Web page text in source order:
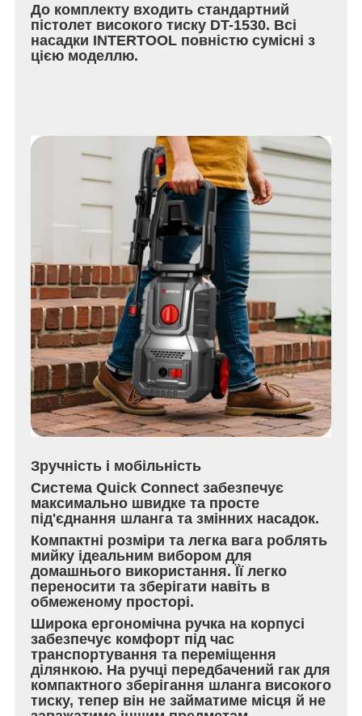
До комплекту входить стандартний
пістолет високого тиску DT-1530. Всі
насадки INTERTOOL повністю сумісні з
цією моделлю.
Зручність і мобільність
Система Quick Connect забезпечує
максимально швидке та просте
під'єднання шланга та змінних насадок.
Компактні розміри та легка вага роблять
мийку ідеальним вибором для
домашнього використання. Її легко
переносити та зберігати навіть в
обмеженому просторі.
Широка ергономічна ручка на корпусі
забезпечує комфорт під час
транспортування та переміщення
ділянкою. На ручці передбачений гак для
компактного зберігання шланга високого
тиску, тепер він не займатиме місця й не